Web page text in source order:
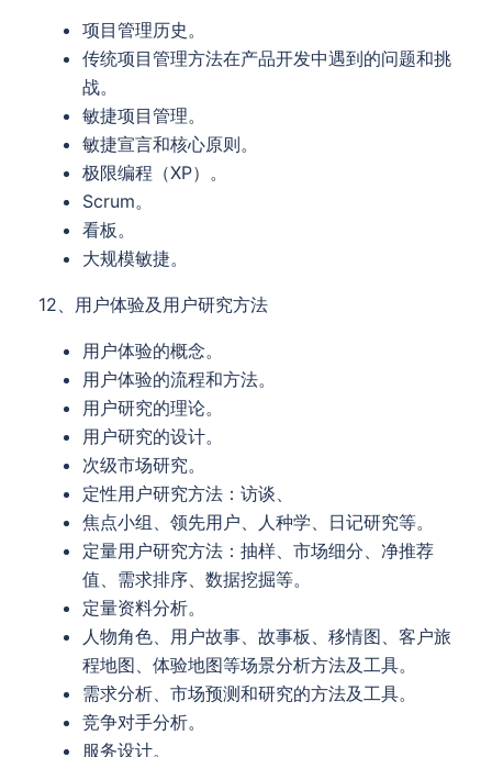
项目管理历史。
传统项目管理方法在产品开发中遇到的问题和挑
战。
敏捷项目管理。
敏捷宣言和核心原则。
极限编程（XP）。
Scrum。
看板。
大规模敏捷。
12、用户体验及用户研究方法
用户体验的概念。
用户体验的流程和方法。
用户研究的理论。
用户研究的设计。
次级市场研究。
定性用户研究方法：访谈、
焦点小组、领先用户、人种学、日记研究等。
定量用户研究方法：抽样、市场细分、净推荐
值、需求排序、数据挖掘等。
定量资料分析。
人物角色、用户故事、故事板、移情图、客户旅
程地图、体验地图等场景分析方法及工具。
需求分析、市场预测和研究的方法及工具。
竞争对手分析。
服务设计。